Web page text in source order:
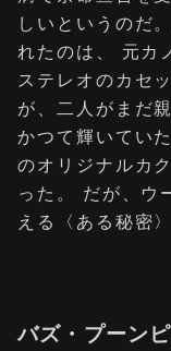
しいというのだ
れたのは、 元カ
ステレオのカセ
が、二人がまだ
かつて輝いてい
のオリジナルカ
った。 だが、ウ
える〈ある秘密
バズ・プーン